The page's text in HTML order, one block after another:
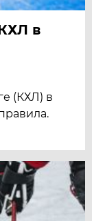
в
(КХЛ) в